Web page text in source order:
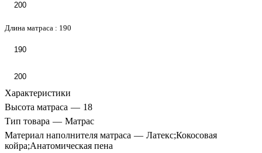
200
Длина матраса : 190
190
200
Характеристики
Высота матраса — 18
Тип товара — Матрас
Материал наполнителя матраса — Латекс;Кокосовая
койра;Анатомическая пена